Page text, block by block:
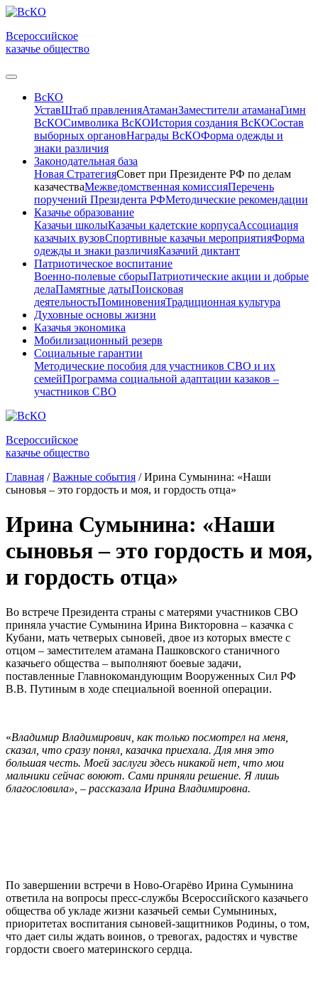
Всероссийское
казачье общество
ВсКО
УставШтаб правленияАтаманЗаместители атаманаГимн
ВсКОСимволика ВсКОИстория создания ВсКОСостав
выборных органовНаграды ВсКОФорма одежды и
знаки различия
Законодательная база
Новая СтратегияСовет при Президенте РФ по делам
казачестваМежведомственная комиссияПеречень
поручений Президента РФМетодические рекомендации
Казачье образование
Казачьи школыКазачьи кадетские корпусаАссоциация
казачьих вузовСпортивные казачьи мероприятияФорма
одежды и знаки различияКазачий диктант
Патриотическое воспитание
Военно-полевые сборыПатриотические акции и добрые
делаПамятные датыПоисковая
деятельностьПоминовенияТрадиционная культура
Духовные основы жизни
Казачья экономика
Мобилизационный резерв
Социальные гарантии
Методические пособия для участников СВО и их
семейПрограмма социальной адаптации казаков –
участников СВО
Всероссийское
казачье общество
Главная / Важные события / Ирина Сумынина: «Наши
сыновья – это гордость и моя, и гордость отца»
Ирина Сумынина: «Наши
сыновья – это гордость и моя,
и гордость отца»
Во встрече Президента страны с матерями участников СВО
приняла участие Сумынина Ирина Викторовна – казачка с
Кубани, мать четверых сыновей, двое из которых вместе с
отцом – заместителем атамана Пашковского станичного
казачьего общества – выполняют боевые задачи,
поставленные Главнокомандующим Вооруженных Сил РФ
В.В. Путиным в ходе специальной военной операции.
«Владимир Владимирович, как только посмотрел на меня,
сказал, что сразу понял, казачка приехала. Для мня это
большая честь. Моей заслуги здесь никакой нет, что мои
мальчики сейчас воюют. Сами приняли решение. Я лишь
благословила», – рассказала Ирина Владимировна.
По завершении встречи в Ново-Огарёво Ирина Сумынина
ответила на вопросы пресс-службы Всероссийского казачьего
общества об укладе жизни казачьей семьи Сумыниных,
приоритетах воспитания сыновей-защитников Родины, о том,
что дает силы ждать воинов, о тревогах, радостях и чувстве
гордости своего материнского сердца.